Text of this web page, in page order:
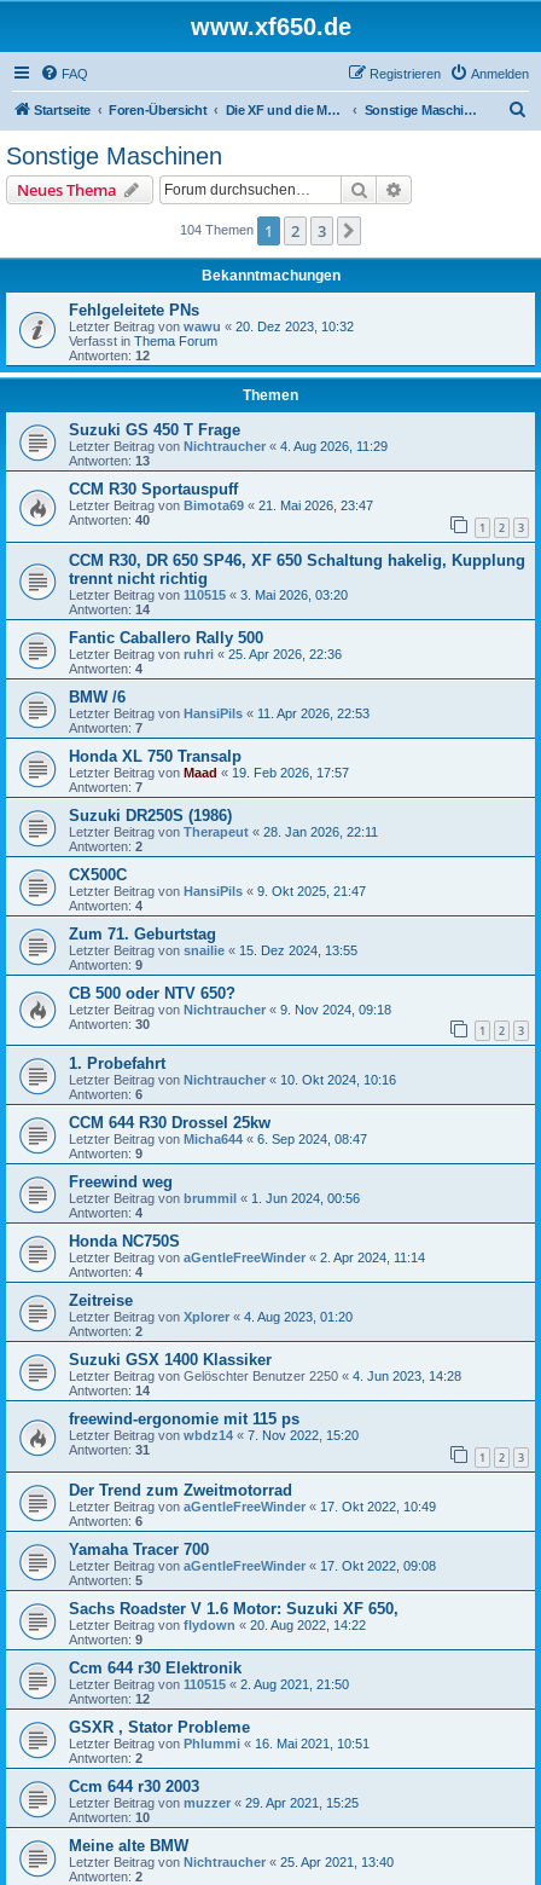
www.xf650.de
FAQ Anmelden
Registrieren
Startseite Foren-Übersicht Die XF und die Moppeds der ehemaligen XF-Treiber Sonstige Maschinen
Sonstige Maschinen
Neues Thema Suche
104 Themen 1 2 3
Bekanntmachungen
Fehlgeleitete PNs
Letzter Beitrag von wawu « 20. Dez 2023, 10:32
Verfasst in Thema Forum
Antworten: 12
Themen
Suzuki GS 450 T Frage
Letzter Beitrag von Nichtraucher « 4. Aug 2026, 11:29
Antworten: 13
CCM R30 Sportauspuff
Letzter Beitrag von Bimota69 « 21. Mai 2026, 23:47
Antworten: 40 1 2 3
CCM R30, DR 650 SP46, XF 650 Schaltung hakelig, Kupplung
trennt nicht richtig
Letzter Beitrag von 110515 « 3. Mai 2026, 03:20
Antworten: 14
Fantic Caballero Rally 500
Letzter Beitrag von ruhri « 25. Apr 2026, 22:36
Antworten: 4
BMW /6
Letzter Beitrag von HansiPils « 11. Apr 2026, 22:53
Antworten: 7
Honda XL 750 Transalp
Letzter Beitrag von Maad « 19. Feb 2026, 17:57
Antworten: 7
Suzuki DR250S (1986)
Letzter Beitrag von Therapeut « 28. Jan 2026, 22:11
Antworten: 2
CX500C
Letzter Beitrag von HansiPils « 9. Okt 2025, 21:47
Antworten: 4
Zum 71. Geburtstag
Letzter Beitrag von snailie « 15. Dez 2024, 13:55
Antworten: 9
CB 500 oder NTV 650?
Letzter Beitrag von Nichtraucher « 9. Nov 2024, 09:18
Antworten: 30 1 2 3
1. Probefahrt
Letzter Beitrag von Nichtraucher « 10. Okt 2024, 10:16
Antworten: 6
CCM 644 R30 Drossel 25kw
Letzter Beitrag von Micha644 « 6. Sep 2024, 08:47
Antworten: 9
Freewind weg
Letzter Beitrag von brummil « 1. Jun 2024, 00:56
Antworten: 4
Honda NC750S
Letzter Beitrag von aGentleFreeWinder « 2. Apr 2024, 11:14
Antworten: 4
Zeitreise
Letzter Beitrag von Xplorer « 4. Aug 2023, 01:20
Antworten: 2
Suzuki GSX 1400 Klassiker
Letzter Beitrag von Gelöschter Benutzer 2250 « 4. Jun 2023, 14:28
Antworten: 14
freewind-ergonomie mit 115 ps
Letzter Beitrag von wbdz14 « 7. Nov 2022, 15:20
Antworten: 31 1 2 3
Der Trend zum Zweitmotorrad
Letzter Beitrag von aGentleFreeWinder « 17. Okt 2022, 10:49
Antworten: 6
Yamaha Tracer 700
Letzter Beitrag von aGentleFreeWinder « 17. Okt 2022, 09:08
Antworten: 5
Sachs Roadster V 1.6 Motor: Suzuki XF 650,
Letzter Beitrag von flydown « 20. Aug 2022, 14:22
Antworten: 9
Ccm 644 r30 Elektronik
Letzter Beitrag von 110515 « 2. Aug 2021, 21:50
Antworten: 12
GSXR , Stator Probleme
Letzter Beitrag von Phlummi « 16. Mai 2021, 10:51
Antworten: 2
Ccm 644 r30 2003
Letzter Beitrag von muzzer « 29. Apr 2021, 15:25
Antworten: 10
Meine alte BMW
Letzter Beitrag von Nichtraucher « 25. Apr 2021, 13:40
Antworten: 2